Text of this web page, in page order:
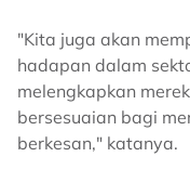
"Kita juga akan
hadapan dalam
melengkapkan
bersesuaian bagi
berkesan," katanya.